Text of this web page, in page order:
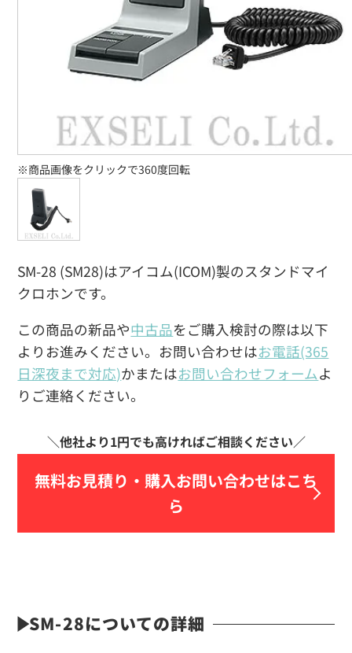
SM-28 (SM28)はアイコム(ICOM)製のスタンドマイ
クロホンです。
この商品の新品や中古品をご購入検討の際は以下
よりお進みください。お問い合わせはお電話(365
日深夜まで対応)かまたはお問い合わせフォームよ
りご連絡ください。
無料お見積り・ 購入お問い合わせはこち
ら
※商品画像をクリックで360度回転
SM-28についての詳細